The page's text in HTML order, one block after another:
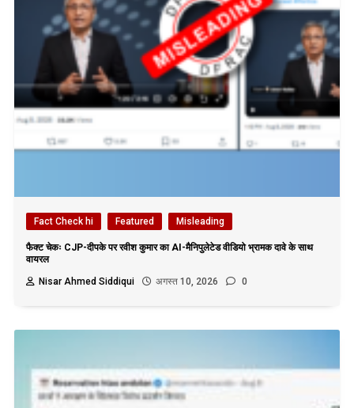
Fact Check hi Featured Misleading
फैक्ट चेकः CJP-दीपके पर रवीश कुमार का AI-मैनिपुलेटेड वीडियो भ्रामक दावे के साथ
वायरल
Nisar Ahmed Siddiqui
अगस्त 10, 2026 0